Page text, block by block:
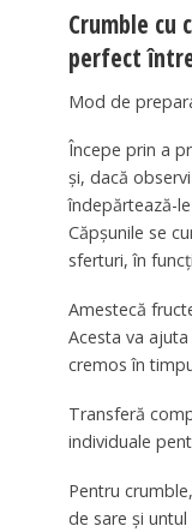
Crumble cu
perfect
Mod de
Începe prin a
și, dacă
îndepărtează-
Căpșunile se
sferturi, în
Amestecă
Acesta va
cremos în
Transferă
individuale
Pentru
de sare și